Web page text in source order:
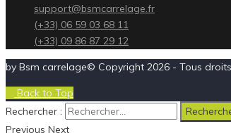
support@bsmcarrelage.fr
(+33) 06 59 03 68 11
(+33) 09 86 87 29 12
by Bsm carrelage© Copyright 2026 - Tous
Back to Top
Rechercher :
Previous Next